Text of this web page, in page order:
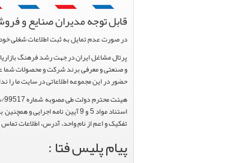
قابل توجه مدیران صنایع و
در صورت عدم تمایل به ثبت اطلاعات شغلی
و صنعتی و معرفی برند شرکت و محصولات شما
حضور در این مجموعه اطلاعاتی در سایت ما را
تفکیک و اعم از نام واحد، آدرس، اطلاعات
پیام پلیس فتا :